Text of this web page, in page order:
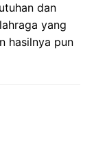
dan
yang
hasilnya pun